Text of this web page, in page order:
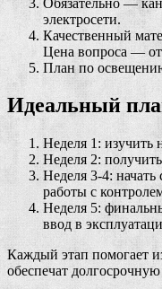
электросети.
Качественный
Цена вопроса — от
План по
Идеальный
Неделя 1: изучить
Неделя 2:
Неделя 3-4: начать
работы с
Неделя 5:
ввод в
Каждый этап помогает
обеспечат долгосрочную